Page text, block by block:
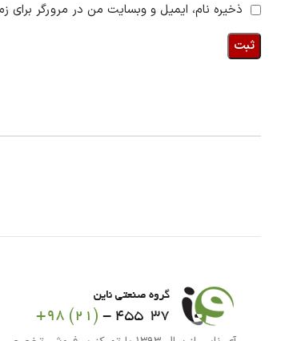
ذخیره نام، ایمیل و وبسایت من در مرورگر برای